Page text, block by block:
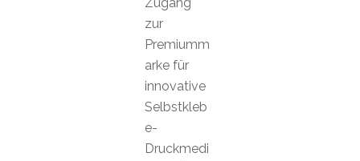
zur
Premiumm
arke für
innovative
Selbstkleb
e-
Druckmedi